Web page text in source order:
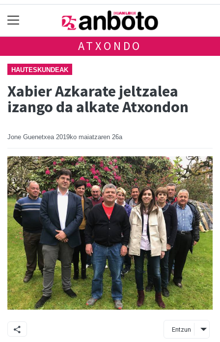
ATXONDO
HAUTESKUNDEAK
Xabier Azkarate jeltzalea
izango da alkate Atxondon
Jone Guenetxea 2019ko maiatzaren 26a
Entzun